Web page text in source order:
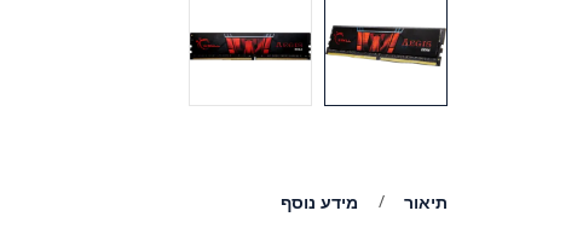
תיאור מידע נוסף